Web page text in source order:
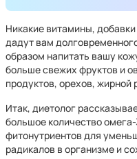
Никакие витамины,
дадут вам
образом напитать вашу
больше свежих фруктов и
продуктов, орехов, жирной
Итак, диетолог
большое количество
фитонутриентов для
радикалов в организме и